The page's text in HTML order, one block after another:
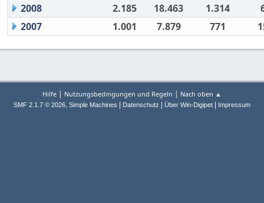
2008 2.185 18.463 1.314
2007
1.001 7.879 771
Hilfe | Nutzungsbedingungen und Regeln | Nach oben ▲
SMF 2.1.7 © 2026, Simple Machines Datenschutz Über Win-Digipet Impressum